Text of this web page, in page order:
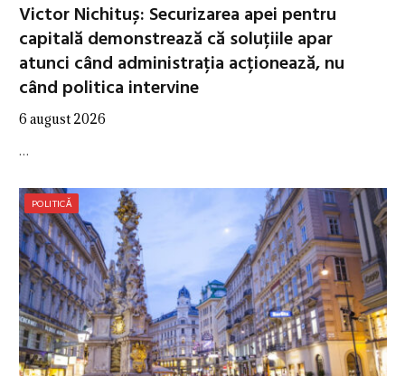
Victor Nichituș: Securizarea apei pentru
capitală demonstrează că soluțiile apar
atunci când administrația acționează, nu
când politica intervine
6 august 2026
…
POLITICĂ